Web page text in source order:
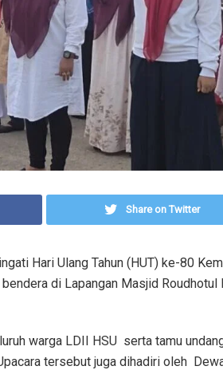
Share on Twitter
Hari Ulang Tahun (HUT) ke-80
di Lapangan Masjid Roudhotul
warga LDII HSU serta tamu
tersebut juga dihadiri oleh